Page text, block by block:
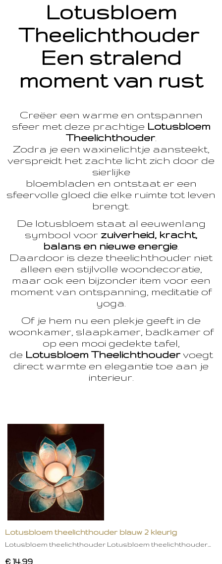
Lotusbloem
Theelichthouder
Een stralend
moment van rust
Creëer een warme en ontspannen
sfeer met deze prachtige Lotusbloem
Theelichthouder.
Zodra je een waxinelichtje aansteekt,
verspreidt het zachte licht zich door de
sierlijke
bloembladen en ontstaat er een
sfeervolle gloed die elke ruimte tot leven
brengt.
De lotusbloem staat al eeuwenlang
symbool voor zuiverheid, kracht,
balans en nieuwe energie
Daardoor is deze theelichthouder niet
alleen een stijlvolle woondecoratie,
maar ook een bijzonder item voor een
moment van ontspanning, meditatie of
yoga.
Of je hem nu een plekje geeft in de
woonkamer, slaapkamer, badkamer of
op een mooi gedekte tafel,
de Lotusbloem Theelichthoudervoegt
direct warmte en elegantie toe aan je
interieur.
Lotusbloem theelichthouder blauw 2 kleurig
Lotusbloem theelichthouder Lotusbloem theelichthouder…
€ 14,99